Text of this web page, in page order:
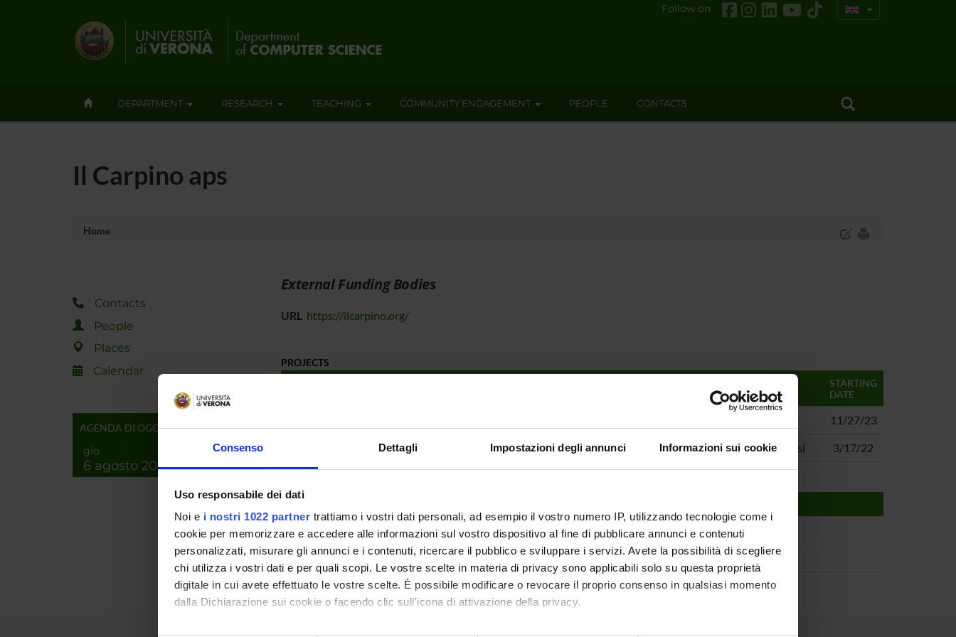
Consenso Dettagli Impostazioni degli annunci Informazioni sui cookie
Uso responsabile dei dati
Noi e i nostri 1022 partner trattiamo i vostri dati personali, ad esempio il vostro numero IP, utilizzando tecnologie come i
cookie per memorizzare e accedere alle informazioni sul vostro dispositivo al fine di pubblicare annunci e contenuti
personalizzati, misurare gli annunci e i contenuti, ricercare il pubblico e sviluppare i servizi. Avete la possibilità di scegliere
chi utilizza i vostri dati e per quali scopi. Le vostre scelte in materia di privacy sono applicabili solo su questa proprietà
digitale in cui avete effettuato le vostre scelte. È possibile modificare o revocare il proprio consenso in qualsiasi momento
dalla Dichiarazione sui cookie o facendo clic sull'icona di attivazione della privacy.
Follow on
DEPARTMENT RESEARCH TEACHING COMMUNITY ENGAGEMENT PEOPLE CONTACTS
Il Carpino aps
Home
Contacts
People
Places
Calendar
AGENDA DI OGGI
gio
6 agosto 2026
External Funding Bodies
URL https://ilcarpino.org/
PROJECTS
STARTING
DATE
11/27/23
Attività nell’ambito del progetto “Fondo Alto Borago (FAB)” Sara Migliorini, Alberto Belussi 3/17/22
2023 1
2022 1